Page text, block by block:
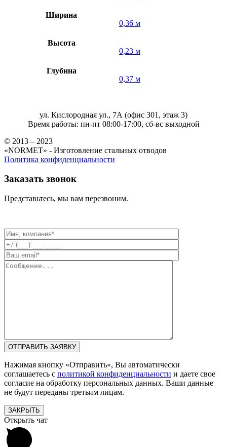
Ширина
0,36 м
Высота
0,23 м
Глубина
0,37 м
ул. Кислородная ул., 7А (офис 301, этаж 3)
Время работы: пн-пт 08:00-17:00, сб-вс выходной
© 2013 – 2023
«NORMET» - Изготовление стальных отводов
Политика конфиденциальности
Заказать звонок
Представьтесь, мы вам перезвоним.
Нажимая кнопку «Отправить», Вы автоматически
соглашаетесь с политикой конфиденциальности и даете свое
согласие на обработку персональных данных. Ваши данные
не будут переданы третьим лицам.
ЗАКРЫТЬ
Открыть чат